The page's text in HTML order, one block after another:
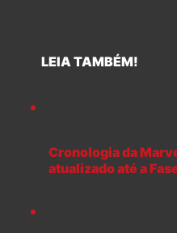
LEIA TAMBÉM!
Cronologia da
atualizado até a